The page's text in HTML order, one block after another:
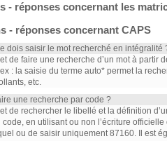
- réponses concernant les
- réponses concernant CAPS
dois saisir le mot recherché en intégralité
de faire une recherche d’un mot à partir
: la saisie du terme auto* permet la
etc.
une recherche par code ?
de rechercher le libellé et la définition
en utilisant ou non l’écriture
ou de saisir uniquement 87160. Il est